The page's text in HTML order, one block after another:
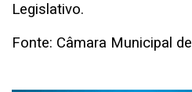
Legislativo.
Fonte: Câmara Municipal